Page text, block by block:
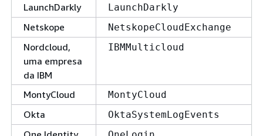
LaunchDarkly LaunchDarkly
Netskope NetskopeCloudExchange
Nordcloud,
uma empresa
da IBM
IBMMulticloud
MontyCloud MontyCloud
Okta OktaSystemLogEvents